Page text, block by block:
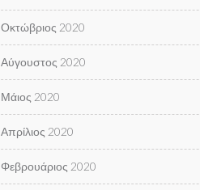
Οκτώβριος 2020
Αύγουστος 2020
Μάιος 2020
Απρίλιος 2020
Φεβρουάριος 2020